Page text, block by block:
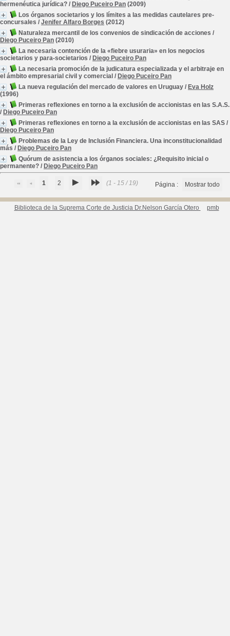
hermenéutica jurídica? / Diego Puceiro Pan (2009)
Los órganos societarios y los límites a las medidas cautelares pre-
concursales / Jenifer Alfaro Borges (2012)
Naturaleza mercantil de los convenios de sindicación de acciones /
Diego Puceiro Pan (2010)
La necesaria contención de la «fiebre usuraria» en los negocios
societarios y para-societarios / Diego Puceiro Pan
La necesaria promoción de la judicatura especializada y el arbitraje en
el ámbito empresarial civil y comercial / Diego Puceiro Pan
La nueva regulación del mercado de valores en Uruguay / Eva Holz
(1996)
Primeras reflexiones en torno a la exclusión de accionistas en las S.A.S.
/ Diego Puceiro Pan
Primeras reflexiones en torno a la exclusión de accionistas en las SAS /
Diego Puceiro Pan
Problemas de la Ley de Inclusión Financiera. Una inconstitucionalidad
más / Diego Puceiro Pan
Quórum de asistencia a los órganos sociales: ¿Requisito inicial o
permanente? / Diego Puceiro Pan
1 2 (1 - 15 / 19) Página : Mostrar todo
Biblioteca de la Suprema Corte de Justicia Dr.Nelson García Otero pmb